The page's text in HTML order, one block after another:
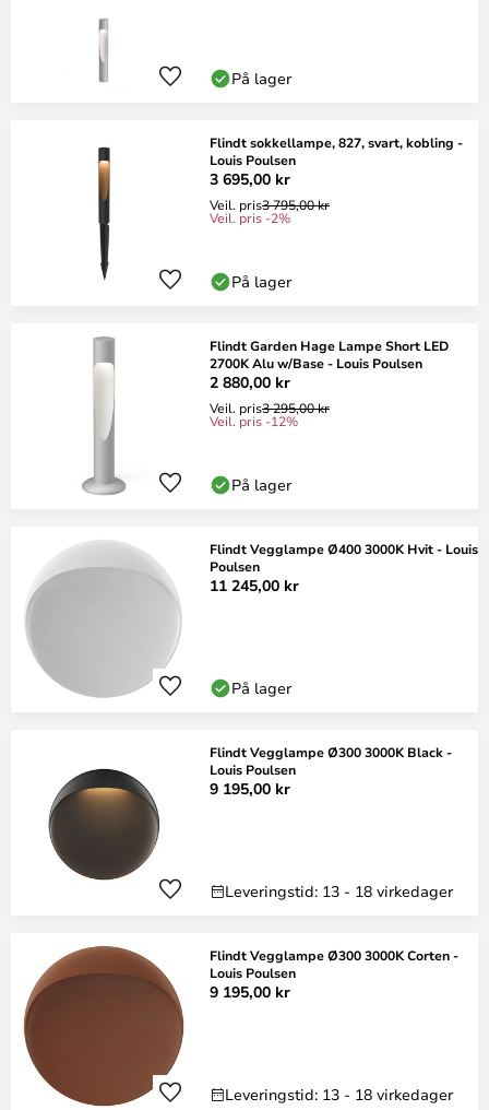
På lager
Flindt sokkellampe, 827, svart, kobling -
Louis Poulsen
3 695,00 kr
Veil. pris3 795,00 kr
Veil. pris -2%
På lager
Flindt Garden Hage Lampe Short LED
2700K Alu w/Base - Louis Poulsen
2 880,00 kr
Veil. pris3 295,00 kr
Veil. pris -12%
På lager
Flindt Vegglampe Ø400 3000K Hvit - Louis
Poulsen
11 245,00 kr
På lager
Flindt Vegglampe Ø300 3000K Black -
Louis Poulsen
9 195,00 kr
Leveringstid: 13 - 18 virkedager
Flindt Vegglampe Ø300 3000K Corten -
Louis Poulsen
9 195,00 kr
Leveringstid: 13 - 18 virkedager